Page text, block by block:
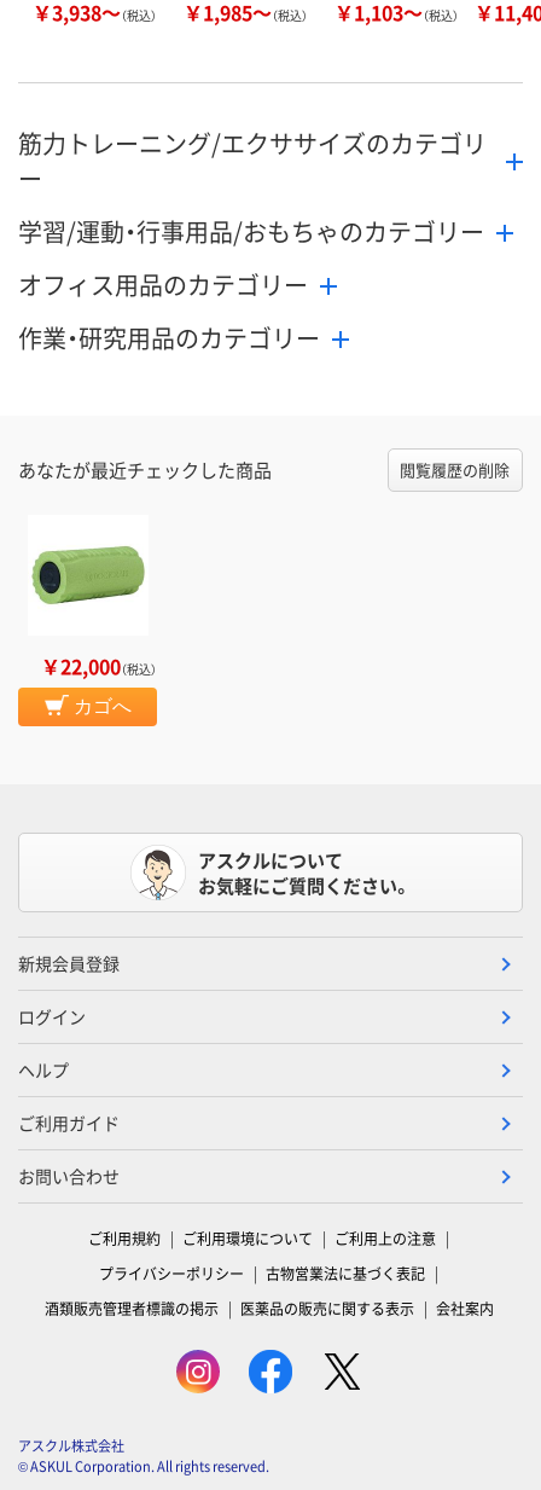
￥3,938～（税込） ￥1,985～（税込） ￥1,103～（税込） ￥
筋力トレーニング/エクササイズのカテゴリ
ー
学習/運動・行事用品/おもちゃのカテゴリー
オフィス用品のカテゴリー
作業・研究用品のカテゴリー
あなたが最近チェックした商品 閲覧履歴の削除
￥22,000（税込）
カゴへ
アスクルについて
お気軽にご質問ください。
新規会員登録
ログイン
ヘルプ
ご利用ガイド
お問い合わせ
ご利用規約 ご利用環境について
ご利用上の注意
プライバシーポリシー
古物営業法に基づく表記
酒類販売管理者標識の掲示
医薬品の販売に関する表示 会社案内
アスクル株式会社
© ASKUL Corporation. All rights reserved.